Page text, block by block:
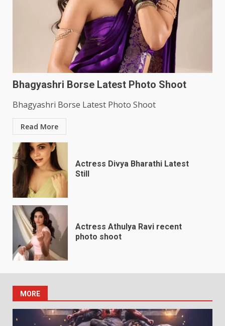
Bhagyashri Borse Latest Photo Shoot
Bhagyashri Borse Latest Photo Shoot
Read More
Actress Divya Bharathi Latest
Still
Actress Athulya Ravi recent
photo shoot
MORE